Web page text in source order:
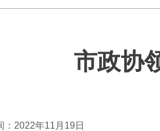
市政协
：2022年11月19日